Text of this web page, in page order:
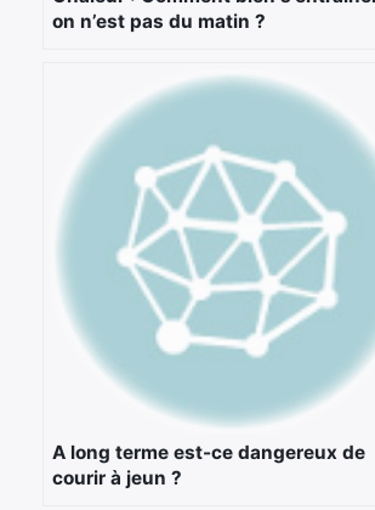
on n’est pas du matin ?
A long terme est-ce dangereux de
courir à jeun ?